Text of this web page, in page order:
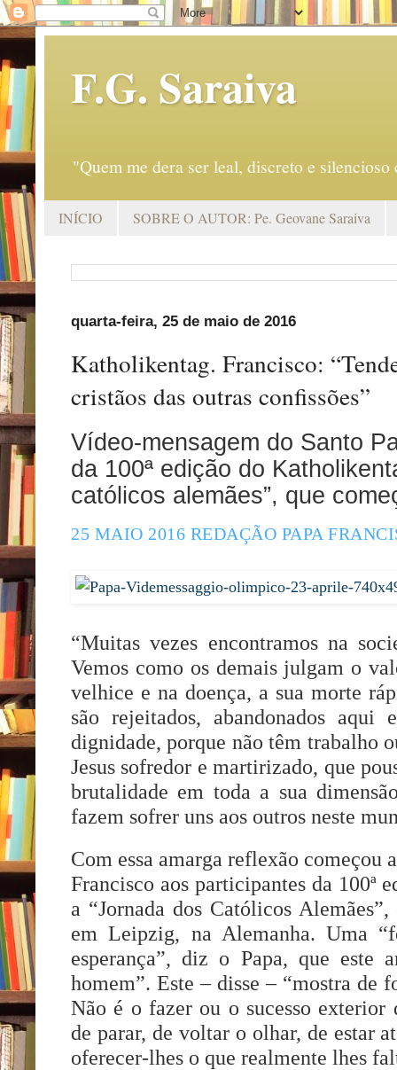
F.G. Saraiva
"Quem me dera ser leal, discreto e
INÍCIO SOBRE O AUTOR: Pe. Geovane Saraiva
quarta-feira, 25 de maio de 2016
Katholikentag. Francisco:
cristãos das outras confissões”
Vídeo-mensagem do Santo
da 100ª edição do
católicos alemães”, que
25 MAIO 2016 REDAÇÃO PAPA
“Muitas vezes encontramos na
Vemos como os demais julgam o
velhice e na doença, a sua morte
são rejeitados, abandonados
dignidade, porque não têm trabalho
Jesus sofredor e martirizado, que
brutalidade em toda a sua
fazem sofrer uns aos outros neste
Com essa amarga reflexão começou
Francisco aos participantes da 100ª
a “Jornada dos Católicos
em Leipzig, na Alemanha. Uma
esperança”, diz o Papa, que este
homem”. Este – disse – “mostra de
Não é o fazer ou o sucesso exterior
de parar, de voltar o olhar, de estar
oferecer-lhes o que realmente lhes